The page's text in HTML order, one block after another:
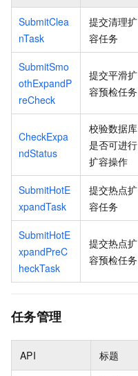
SubmitClea
nTask
提交清理扩
容任务
SubmitSmo
othExpandP
reCheck
提交平滑扩
容预检任务
CheckExpa
ndStatus
校验数据库
是否可进行
扩容操作
SubmitHotE
xpandTask
提交热点扩
容任务
SubmitHotE
xpandPreC
heckTask
提交热点扩
容预检任务
任务管理
API 标题